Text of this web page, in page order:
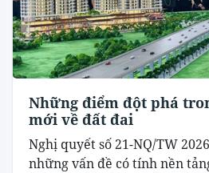
Những điểm đột phá
mới về đất đai
Nghị quyết số 21-NQ/TW
những vấn đề có tính nền